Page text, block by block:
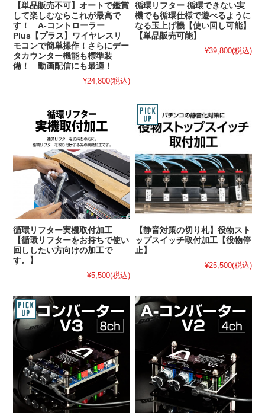
【単品販売不可】オートで鑑賞
して楽しむならこれが最高で
す！ A-コントローラー
Plus【プラス】ワイヤレスリ
モコンで簡単操作！さらにデー
タカウンター機能も標準装
備！ 動画配信にも最適！
¥24,800(税込)
循環リフター 循環できない実
機でも循環仕様で遊べるように
なる玉上げ機【使い回し可能】
【単品販売可能】
¥39,800(税込)
循環リフター実機取付加工
【循環リフターをお持ちで使い
回ししたい方向けの加工で
す。】
¥5,500(税込)
【静音対策の切り札】役物スト
ップスイッチ取付加工【役物停
止】
¥25,500(税込)